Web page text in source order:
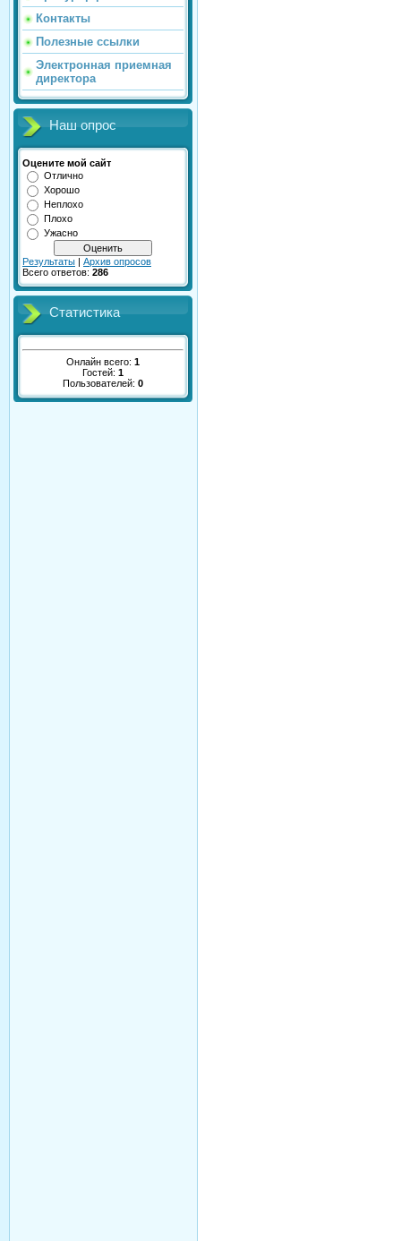
Контакты
Полезные ссылки
Электронная приемная
директора
Наш опрос
Оцените мой сайт
Отлично
Хорошо
Неплохо
Плохо
Ужасно
Результаты | Архив опросов
Всего ответов: 286
Статистика
Онлайн всего: 1
Гостей: 1
Пользователей: 0